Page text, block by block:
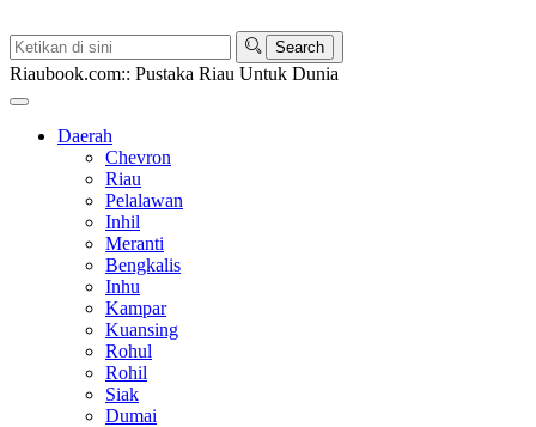
Riaubook.com:: Pustaka Riau Untuk Dunia
Daerah
Chevron
Riau
Pelalawan
Inhil
Meranti
Bengkalis
Inhu
Kampar
Kuansing
Rohul
Rohil
Siak
Dumai